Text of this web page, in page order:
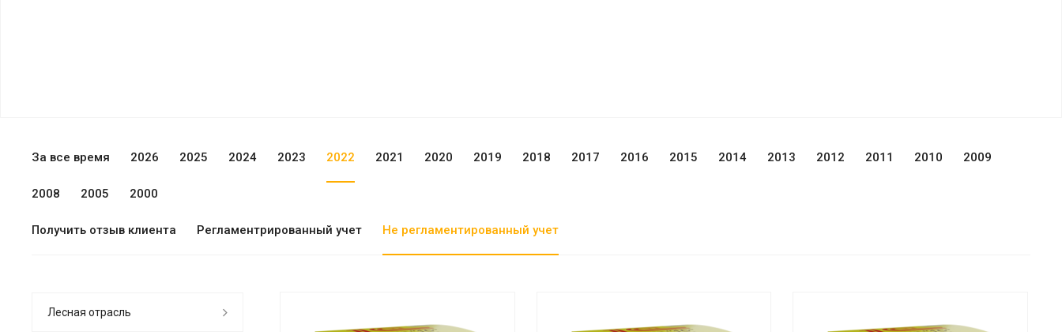
За все время 2026 2025 2024 2023 2022 2021 2020 2019 2018 2017 2016 2015 2014 2013 2012 2011 2010 2009
2008 2005 2000
Получить отзыв клиента Регламентрированный учет Не регламентированный учет
Лесная отрасль